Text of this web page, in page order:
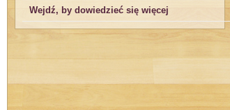
Wejdź, by dowiedzieć się więcej